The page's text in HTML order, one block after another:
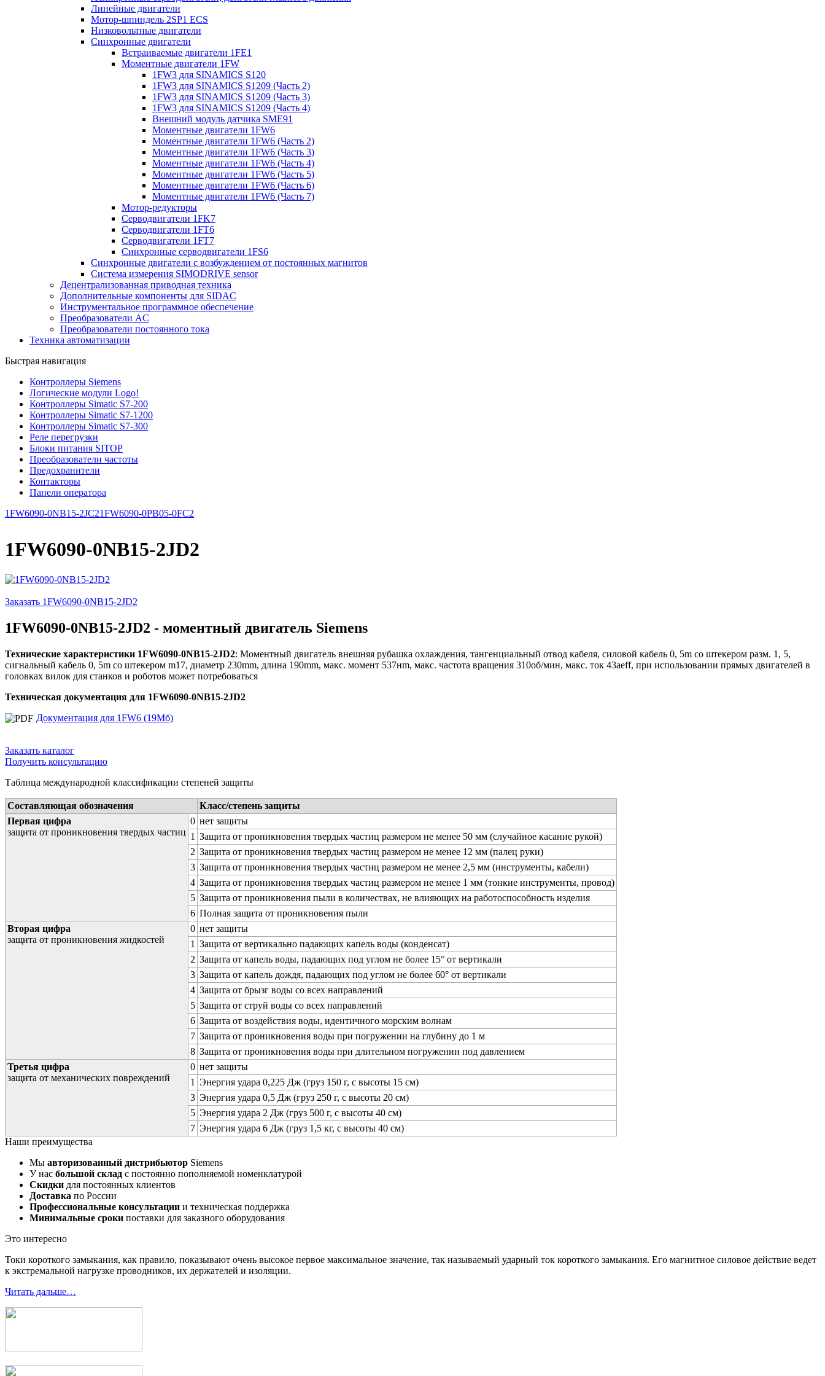
Линейные двигатели
Мотор-шпиндель 2SP1 ECS
Низковольтные двигатели
Синхронные двигатели
Встраиваемые двигатели 1FE1
Моментные двигатели 1FW
1FW3 для SINAMICS S120
1FW3 для SINAMICS S1209 (Часть 2)
1FW3 для SINAMICS S1209 (Часть 3)
1FW3 для SINAMICS S1209 (Часть 4)
Внешний модуль датчика SME91
Моментные двигатели 1FW6
Моментные двигатели 1FW6 (Часть 2)
Моментные двигатели 1FW6 (Часть 3)
Моментные двигатели 1FW6 (Часть 4)
Моментные двигатели 1FW6 (Часть 5)
Моментные двигатели 1FW6 (Часть 6)
Моментные двигатели 1FW6 (Часть 7)
Мотор-редукторы
Серводвигатели 1FK7
Серводвигатели 1FT6
Серводвигатели 1FT7
Синхронные серводвигатели 1FS6
Синхронные двигатели с возбуждением от постоянных магнитов
Система измерения SIMODRIVE sensor
Децентрализованная приводная техника
Дополнительные компоненты для SIDAC
Инструментальное программное обеспечение
Преобразователи AC
Преобразователи постоянного тока
Техника автоматизации
Быстрая навигация
Контроллеры Siemens
Логические модули Logo!
Контроллеры Simatic S7-200
Контроллеры Simatic S7-1200
Контроллеры Simatic S7-300
Реле перегрузки
Блоки питания SITOP
Преобразователи частоты
Предохранители
Контакторы
Панели оператора
1FW6090-0NB15-2JC21FW6090-0PB05-0FC2
1FW6090-0NB15-2JD2
Заказать 1FW6090-0NB15-2JD2
1FW6090-0NB15-2JD2 - моментный двигатель Siemens
Технические характеристики 1FW6090-0NB15-2JD2: Моментный двигатель внешняя рубашка охлаждения, тангенциальный отвод кабеля, силовой кабель 0, 5m со штекером разм. 1, 5,
сигнальный кабель 0, 5m со штекером m17, диаметр 230mm, длина 190mm, макс. момент 537нm, макс. частота вращения 310об/мин, макс. ток 43aeff, при использовании прямых двигателей в
головках вилок для станков и роботов может потребоваться
Техническая документация для 1FW6090-0NB15-2JD2
Документация для 1FW6 (19Мб)
Заказать каталог
Получить консультацию
Таблица международной классификации степеней защиты
Составляющая обозначения
Класс/степень защиты
Первая цифра
защита от проникновения твердых частиц
0 нет защиты
1 Защита от проникновения твердых частиц размером не менее 50 мм (случайное касание рукой)
2 Защита от проникновения твердых частиц размером не менее 12 мм (палец руки)
3 Защита от проникновения твердых частиц размером не менее 2,5 мм (инструменты, кабели)
4 Защита от проникновения твердых частиц размером не менее 1 мм (тонкие инструменты, провод)
5 Защита от проникновения пыли в количествах, не влияющих на работоспособность изделия
6 Полная защита от проникновения пыли
Вторая цифра
защита от проникновения жидкостей
0 нет защиты
1 Защита от вертикально падающих капель воды (конденсат)
2 Защита от капель воды, падающих под углом не более 15° от вертикали
3 Защита от капель дождя, падающих под углом не более 60° от вертикали
4 Защита от брызг воды со всех направлений
5 Защита от струй воды со всех направлений
6 Защита от воздействия воды, идентичного морским волнам
7 Защита от проникновения воды при погружении на глубину до 1 м
8 Защита от проникновения воды при длительном погружении под давлением
Третья цифра
защита от механических повреждений
0 нет защиты
1 Энергия удара 0,225 Дж (груз 150 г, с высоты 15 см)
3 Энергия удара 0,5 Дж (груз 250 г, с высоты 20 см)
5 Энергия удара 2 Дж (груз 500 г, с высоты 40 см)
7 Энергия удара 6 Дж (груз 1,5 кг, с высоты 40 см)
Наши преимущества
Мы авторизованный дистрибьютор Siemens
У нас большой склад с постоянно пополняемой номенклатурой
Скидки для постоянных клиентов
Доставка по России
Профессиональные консультации и техническая поддержка
Минимальные сроки поставки для заказного оборудования
Это интересно
Токи короткого замыкания, как правило, показывают очень высокое первое максимальное значение, так называемый ударный ток короткого замыкания. Его магнитное силовое действие ведет
к экстремальной нагрузке проводников, их держателей и изоляции.
Читать дальше…